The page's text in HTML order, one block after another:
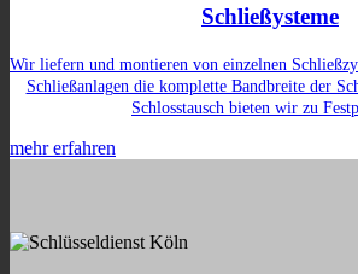
Schließysteme
Wir liefern und montieren von einzelnen
Schließanlagen die komplette Bandbreite der
Schlosstausch bieten wir zu
mehr erfahren